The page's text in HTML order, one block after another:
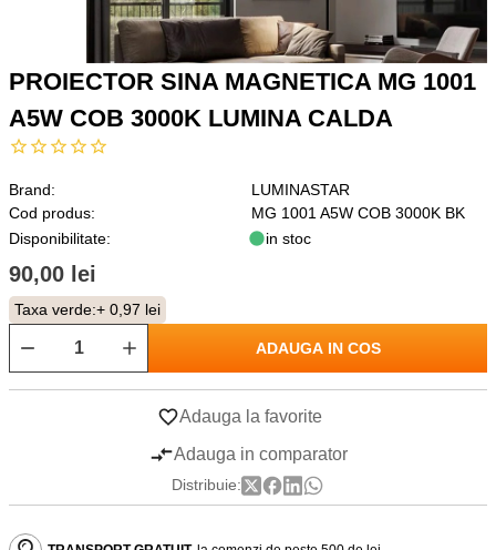
PROIECTOR SINA MAGNETICA MG 1001
A5W COB 3000K LUMINA CALDA
Brand:
LUMINASTAR
Cod produs:
MG 1001 A5W COB 3000K BK
Disponibilitate:
in stoc
90,00 lei
Taxa verde:+ 0,97 lei
ADAUGA IN COS
Adauga la favorite
Adauga in comparator
Distribuie: